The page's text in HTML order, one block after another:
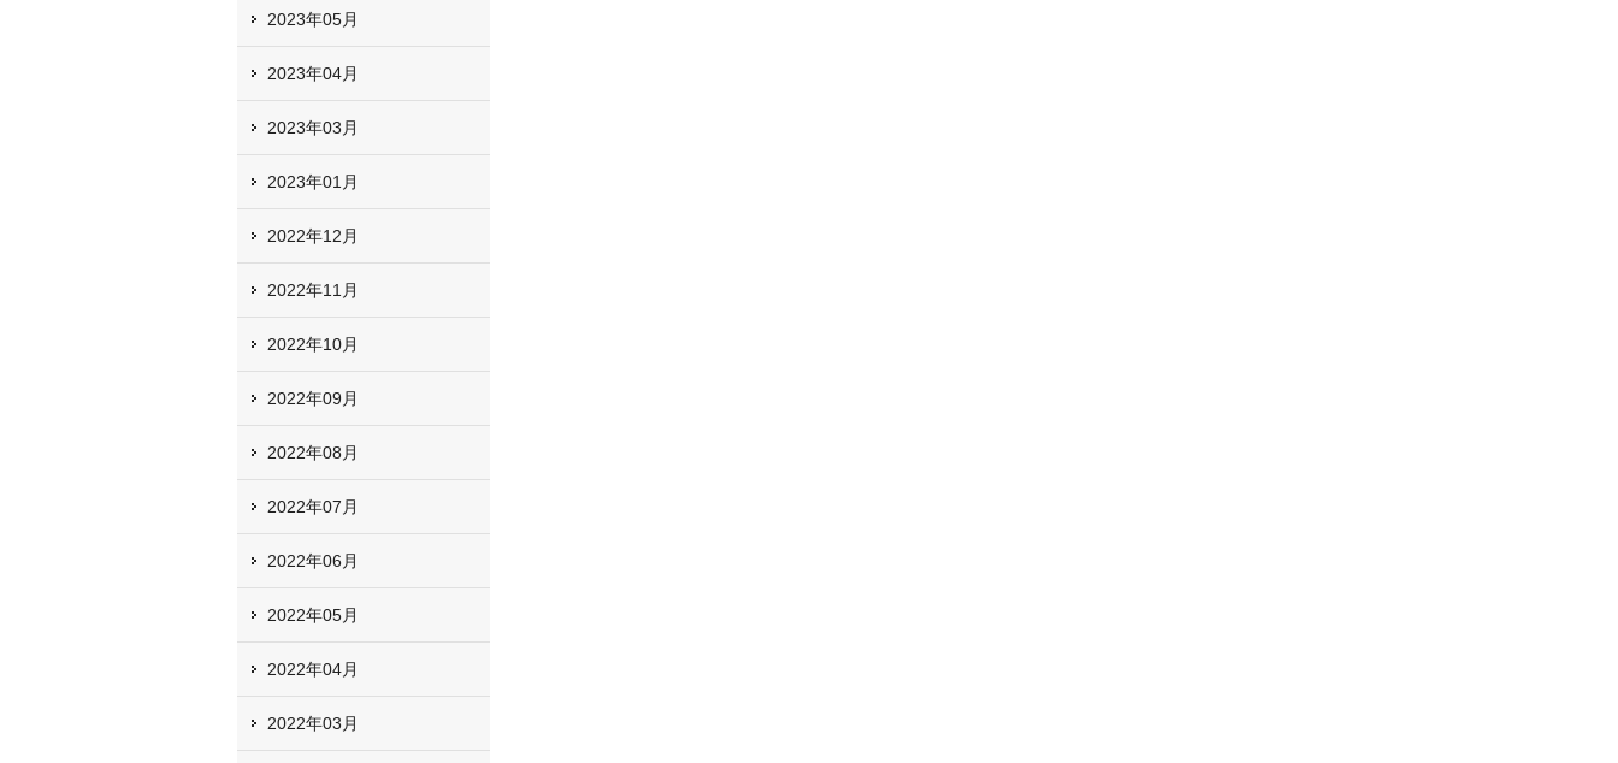
2023年05月
2023年04月
2023年03月
2023年01月
2022年12月
2022年11月
2022年10月
2022年09月
2022年08月
2022年07月
2022年06月
2022年05月
2022年04月
2022年03月